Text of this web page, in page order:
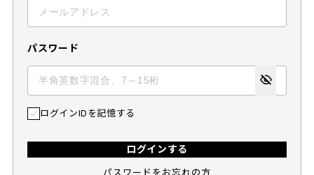
パスワード
ログインIDを記憶する
ログインする
パスワードをお忘れの方